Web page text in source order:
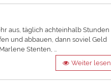
aus, täglich achteinhalb Stunden
und abbauen, dann soviel Geld
Stenten, …
Weiter lesen